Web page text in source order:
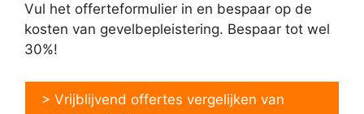
Vul het offerteformulier in en bespaar op de
kosten van gevelbepleistering. Bespaar tot wel
30%!
> Vrijblijvend offertes vergelijken van